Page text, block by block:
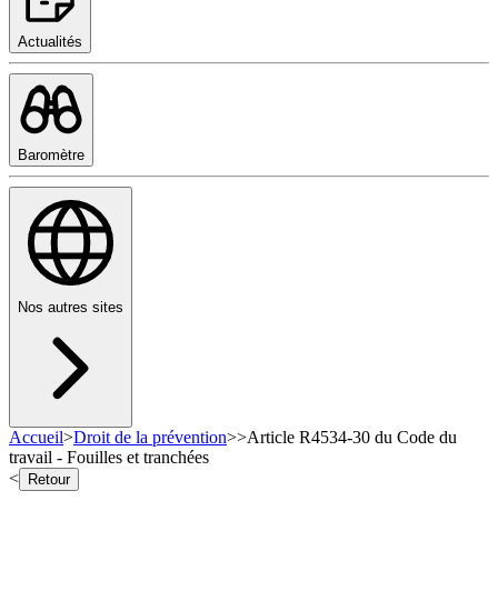
Actualités
Baromètre
Nos autres sites
Accueil>Droit de la prévention>>Article R4534-30 du Code du
travail - Fouilles et tranchées
<
Retour